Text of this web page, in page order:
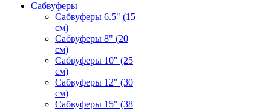
Сабвуферы
Сабвуферы 6.5" (15
см)
Сабвуферы 8" (20
см)
Сабвуферы 10" (25
см)
Сабвуферы 12" (30
см)
Сабвуферы 15" (38